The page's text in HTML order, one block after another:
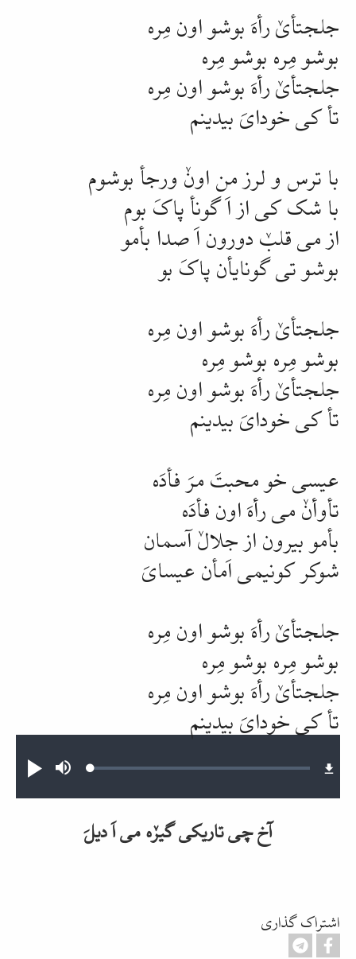
جلجتأیٚرأهَبوشو اونمِره
بوشو مِرهبوشومِره
جلجتأیٚرأهَبوشو اونمِره
تأکی خودایَ بیدینم
با ترس و لرز من اونٚورجأبوشوم
با شک کی از اَگونأپاکَ بوم
از می قلبٚ دورون اَ صدا بأمو
بوشو تیگونایأنپاکَ بو
جلجتأیٚرأهَبوشو اونمِره
بوشو مِرهبوشومِره
جلجتأیٚرأهَبوشو اونمِره
تأکی خودایَ بیدینم
عیسی خو محبتَ مرَفأدَه
تأوأنٚمیرأهَاونفأدَه
بأمو بیرون از جلالٚ آسمان
شوکرکونیمی اَمأنعیسا‌یَ
جلجتأیٚرأهَبوشو اونمِره
بوشو مِرهبوشومِره
جلجتأیٚرأهَبوشو اونمِره
تأکی خودایَ بیدینم
پخش MuteLoaded:
آخ چی تاریکی گیرٚه می اَ دیلَ
اشتراک گذاری